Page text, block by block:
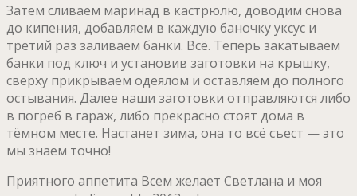
Затем сливаем маринад в кастрюлю, доводим снова
до кипения, добавляем в каждую баночку уксус и
третий раз заливаем банки. Всё. Теперь закатываем
банки под ключ и установив заготовки на крышку,
сверху прикрываем одеялом и оставляем до полного
остывания. Далее наши заготовки отправляются либо
в погреб в гараж, либо прекрасно стоят дома в
тёмном месте. Настанет зима, она то всё съест — это
мы знаем точно!
Приятного аппетита Всем желает Светлана и моя